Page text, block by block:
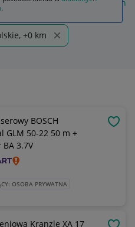
warsztatowe wieszak na
+0 km
BOSCH
GLM 50-22 50 m +
3.7V
OSOBA PRYWATNA
Kranzle XA 17
.